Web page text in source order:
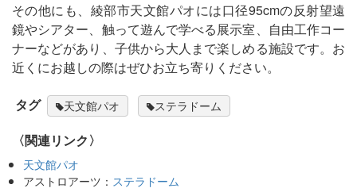
その他にも、綾部市天文館パオには口径95cmの反射望遠
鏡やシアター、触って遊んで学べる展示室、自由工作コー
ナーなどがあり、子供から大人まで楽しめる施設です。お
近くにお越しの際はぜひお立ち寄りください。
タグ 天文館パオ ステラドーム
〈関連リンク〉
天文館パオ
アストロアーツ： ステラドーム